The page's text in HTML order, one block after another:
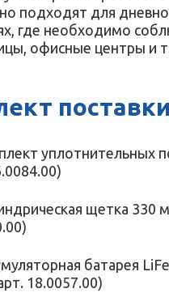
подходят для
где необходимо
офисные центры и
поставки
уплотнительных
щетка 330
батарея
18.0057.00)